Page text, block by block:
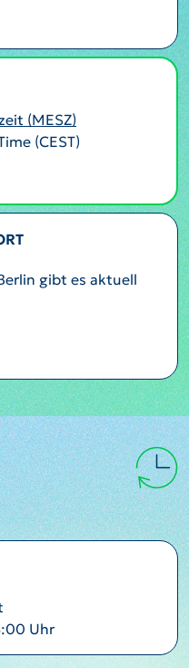
(MESZ)
(CEST)
gibt es aktuell
Uhr